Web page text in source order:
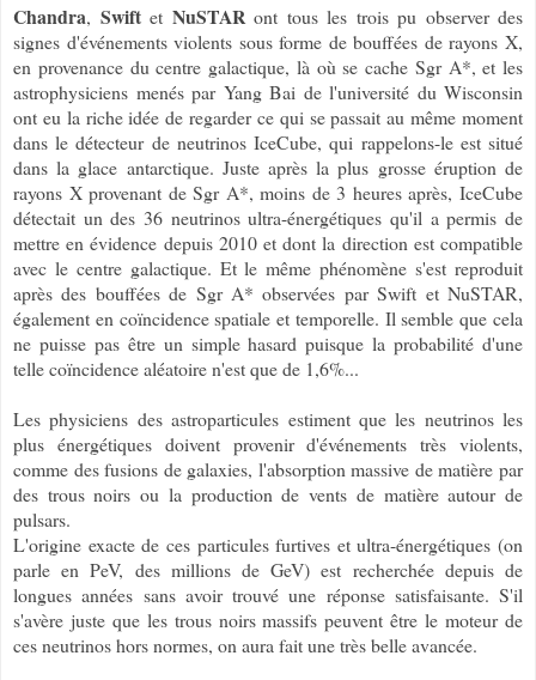
Chandra, Swift et NuSTAR ont tous les trois pu observer des
signes d'événements violents sous forme de bouffées de rayons X,
en provenance du centre galactique, là où se cache Sgr A*, et les
astrophysiciens menés par Yang Bai de l'université du Wisconsin
ont eu la riche idée de regarder ce qui se passait au même moment
dans le détecteur de neutrinos IceCube, qui rappelons-le est situé
dans la glace antarctique. Juste après la plus grosse éruption de
rayons X provenant de Sgr A*, moins de 3 heures après, IceCube
détectait un des 36 neutrinos ultra-énergétiques qu'il a permis de
mettre en évidence depuis 2010 et dont la direction est compatible
avec le centre galactique. Et le même phénomène s'est reproduit
après des bouffées de Sgr A* observées par Swift et NuSTAR,
également en coïncidence spatiale et temporelle. Il semble que cela
ne puisse pas être un simple hasard puisque la probabilité d'une
telle coïncidence aléatoire n'est que de 1,6%...
Les physiciens des astroparticules estiment que les neutrinos les
plus énergétiques doivent provenir d'événements très violents,
comme des fusions de galaxies, l'absorption massive de matière par
des trous noirs ou la production de vents de matière autour de
pulsars.
L'origine exacte de ces particules furtives et ultra-énergétiques (on
parle en PeV, des millions de GeV) est recherchée depuis de
longues années sans avoir trouvé une réponse satisfaisante. S'il
s'avère juste que les trous noirs massifs peuvent être le moteur de
ces neutrinos hors normes, on aura fait une très belle avancée.